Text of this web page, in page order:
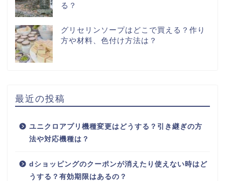
る？
グリセリンソープはどこで買える？作り
方や材料、色付け方法は？
最近の投稿
ユニクロアプリ機種変更はどうする？引き継ぎの方
法や対応機種は？
dショッピングのクーポンが消えたり使えない時はど
うする？有効期限はあるの？